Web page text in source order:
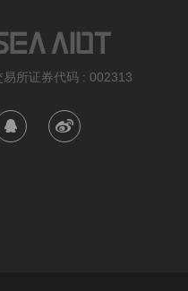
易所证券代码 : 002313